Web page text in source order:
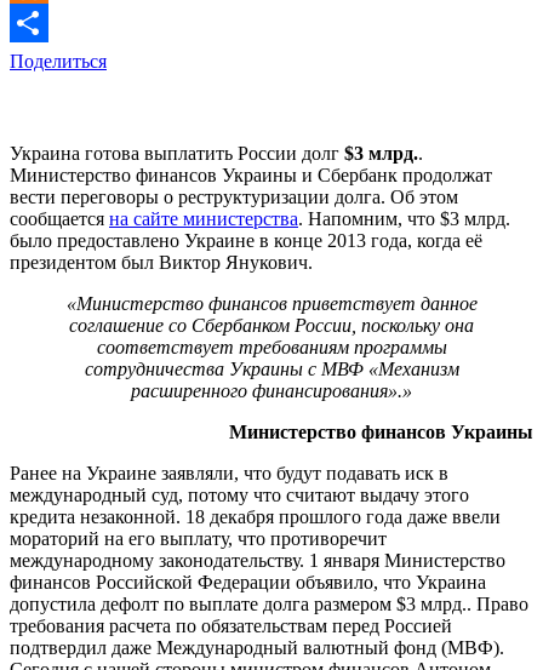
Odnoklassniki
Поделиться
Украина готова выплатить России долг $3 млрд..
Министерство финансов Украины и Сбербанк продолжат
вести переговоры о реструктуризации долга. Об этом
сообщается на сайте министерства. Напомним, что $3 млрд.
было предоставлено Украине в конце 2013 года, когда её
президентом был Виктор Янукович.
«Министерство финансов приветствует данное
соглашение со Сбербанком России, поскольку она
соответствует требованиям программы
сотрудничества Украины с МВФ «Механизм
расширенного финансирования».»
Министерство финансов Украины
Ранее на Украине заявляли, что будут подавать иск в
международный суд, потому что считают выдачу этого
кредита незаконной. 18 декабря прошлого года даже ввели
мораторий на его выплату, что противоречит
международному законодательству. 1 января Министерство
финансов Российской Федерации объявило, что Украина
допустила дефолт по выплате долга размером $3 млрд.. Право
требования расчета по обязательствам перед Россией
подтвердил даже Международный валютный фонд (МВФ).